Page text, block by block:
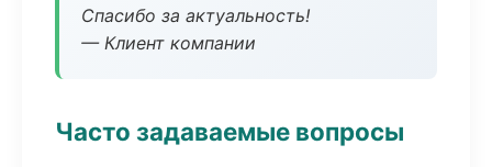
Спасибо за актуальность!
— Клиент компании
Часто задаваемые вопросы